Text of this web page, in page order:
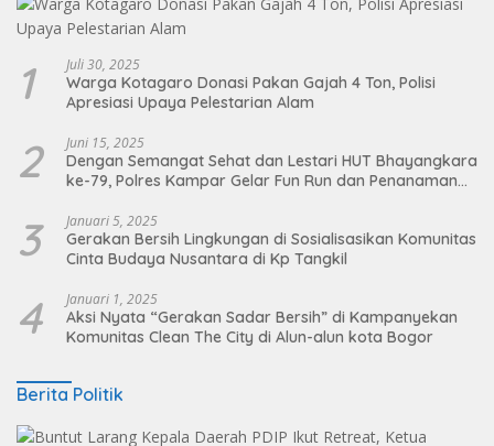
1 Juli 30, 2025
Warga Kotagaro Donasi Pakan Gajah 4 Ton, Polisi
Apresiasi Upaya Pelestarian Alam
2 Juni 15, 2025
Dengan Semangat Sehat dan Lestari HUT Bhayangkara
ke-79, Polres Kampar Gelar Fun Run dan Penanaman
3 Januari 5, 2025
Gerakan Bersih Lingkungan di Sosialisasikan Komunitas
Cinta Budaya Nusantara di Kp Tangkil
4 Januari 1, 2025
Aksi Nyata “Gerakan Sadar Bersih” di Kampanyekan
Komunitas Clean The City di Alun-alun kota Bogor
Berita Politik